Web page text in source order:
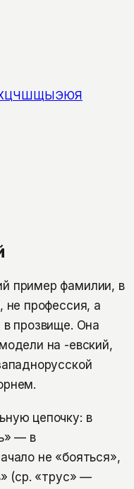
ЦЧШЩЫЭЮЯ
пример фамилии, в
не профессия, а
в прозвище. Она
на -евский,
цепочку: в
— в
не «бояться»,
(ср. «трус» —